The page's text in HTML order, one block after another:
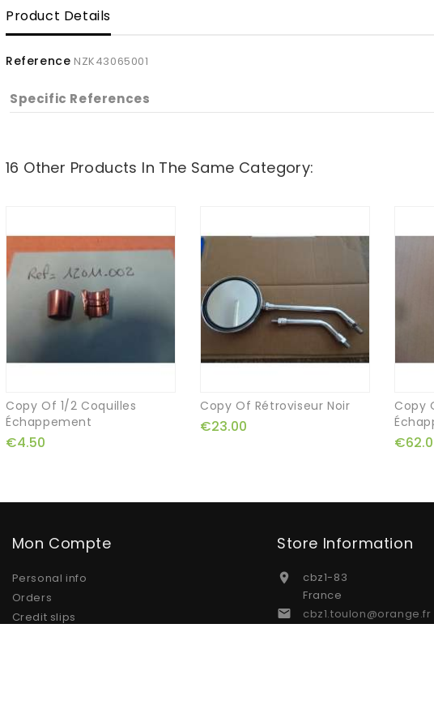
Product Details
Reference NZK43065001
Specific References
16 Other Products In The Same Category:
Copy Of 1/2 Coquilles
Échappement
€4.50
Copy Of Rétroviseur Noir
€23.00
Copy
Mon Compte
Personal info
Orders
Credit slips
Store Information

cbz1-83
France
 cbz1.toulon@orange.fr